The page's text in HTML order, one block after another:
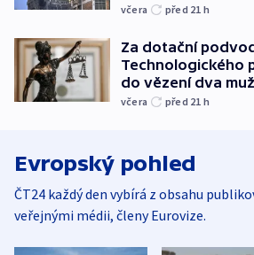
včera před 21 h
Za dotační
Technologického
do vězení dva
včera před 21 h
Evropský pohled
ČT24 každý den vybírá z obsahu
veřejnými médii, členy Eurovize.